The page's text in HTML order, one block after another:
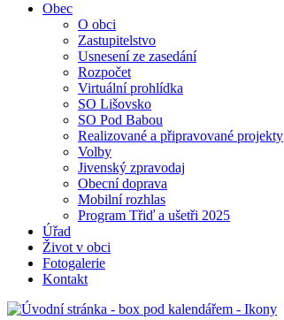
Obec
O obci
Zastupitelstvo
Usnesení ze zasedání
Rozpočet
Virtuální prohlídka
SO Lišovsko
SO Pod Babou
Realizované a připravované projekty
Volby
Jivenský zpravodaj
Obecní doprava
Mobilní rozhlas
Program Třiď a ušetři 2025
Úřad
Život v obci
Fotogalerie
Kontakt